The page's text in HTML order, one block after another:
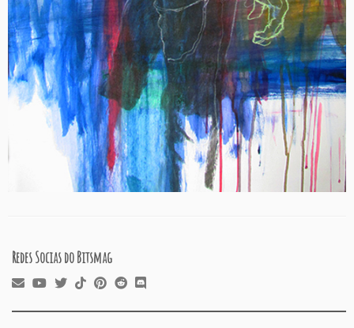
Redes Socias do Bitsmag